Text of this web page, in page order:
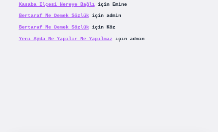
Kasaba Ilçesi Nereye Bağlıiçin Emine
Bertaraf Ne Demek Sözlükiçin admin
Bertaraf Ne Demek Sözlükiçin Köz
Yeni Ayda Ne Yapılır Ne Yapılmaziçin admin